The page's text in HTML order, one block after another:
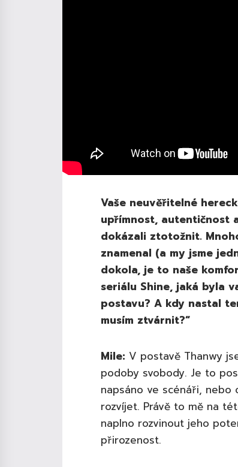
Vaše neuvěřitelné
upřímnost, autentičnost
dokázali ztotožnit.
znamenal (a my jsme
dokola, je to naše
seriálu Shine, jaká byla
postavu? A kdy nastal
musím ztvárnit?“
Mile: V postavě Thanwy
podoby svobody. Je to
napsáno ve scénáři,
rozvíjet. Právě to mě na
naplno rozvinout jeho
přirozenost.